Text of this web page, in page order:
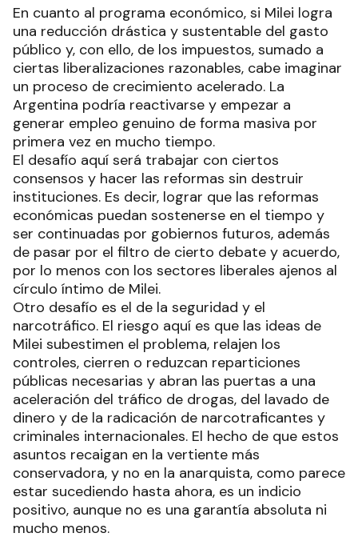
En cuanto al programa económico, si Milei logra
una reducción drástica y sustentable del gasto
público y, con ello, de los impuestos, sumado a
ciertas liberalizaciones razonables, cabe imaginar
un proceso de crecimiento acelerado. La
Argentina podría reactivarse y empezar a
generar empleo genuino de forma masiva por
primera vez en mucho tiempo.
El desafío aquí será trabajar con ciertos
consensos y hacer las reformas sin destruir
instituciones. Es decir, lograr que las reformas
económicas puedan sostenerse en el tiempo y
ser continuadas por gobiernos futuros, además
de pasar por el filtro de cierto debate y acuerdo,
por lo menos con los sectores liberales ajenos al
círculo íntimo de Milei.
Otro desafío es el de la seguridad y el
narcotráfico. El riesgo aquí es que las ideas de
Milei subestimen el problema, relajen los
controles, cierren o reduzcan reparticiones
públicas necesarias y abran las puertas a una
aceleración del tráfico de drogas, del lavado de
dinero y de la radicación de narcotraficantes y
criminales internacionales. El hecho de que estos
asuntos recaigan en la vertiente más
conservadora, y no en la anarquista, como parece
estar sucediendo hasta ahora, es un indicio
positivo, aunque no es una garantía absoluta ni
mucho menos.